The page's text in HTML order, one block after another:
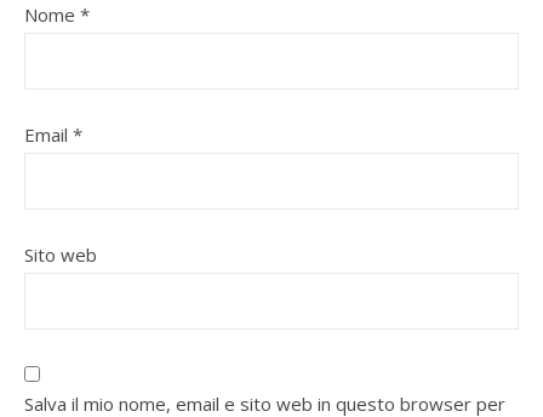
Nome *
Email *
Sito web
Salva il mio nome, email e sito web in questo browser per